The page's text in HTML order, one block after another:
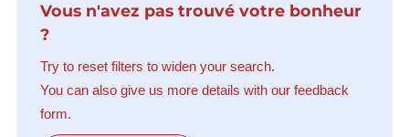
Vous n'avez pas trouvé votre bonheur
?
Try to reset filters to widen your search.
You can also give us more details with our feedback
form.